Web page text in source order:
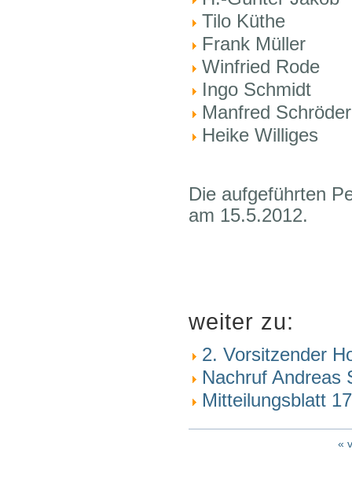
Tilo Küthe
Frank Müller
Winfried Rode
Ingo Schmidt
Manfred Schröder
Heike Williges
Die aufgeführten
am 15.5.2012.
weiter zu:
2. Vorsitzender
Nachruf Andreas
Mitteilungsblatt
«